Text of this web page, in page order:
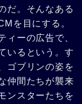
だ。そんなある
を目にする。
ィーの広告で、
いるという。す
ゴブリンの姿を
仲間たちが襲来
ンスターたちを